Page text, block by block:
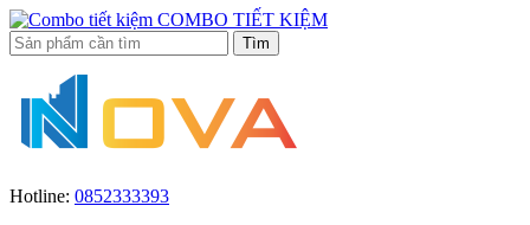
COMBO TIẾT KIỆM
Hotline: 0852333393